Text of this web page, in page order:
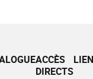
ACCÈS
DIRECTS